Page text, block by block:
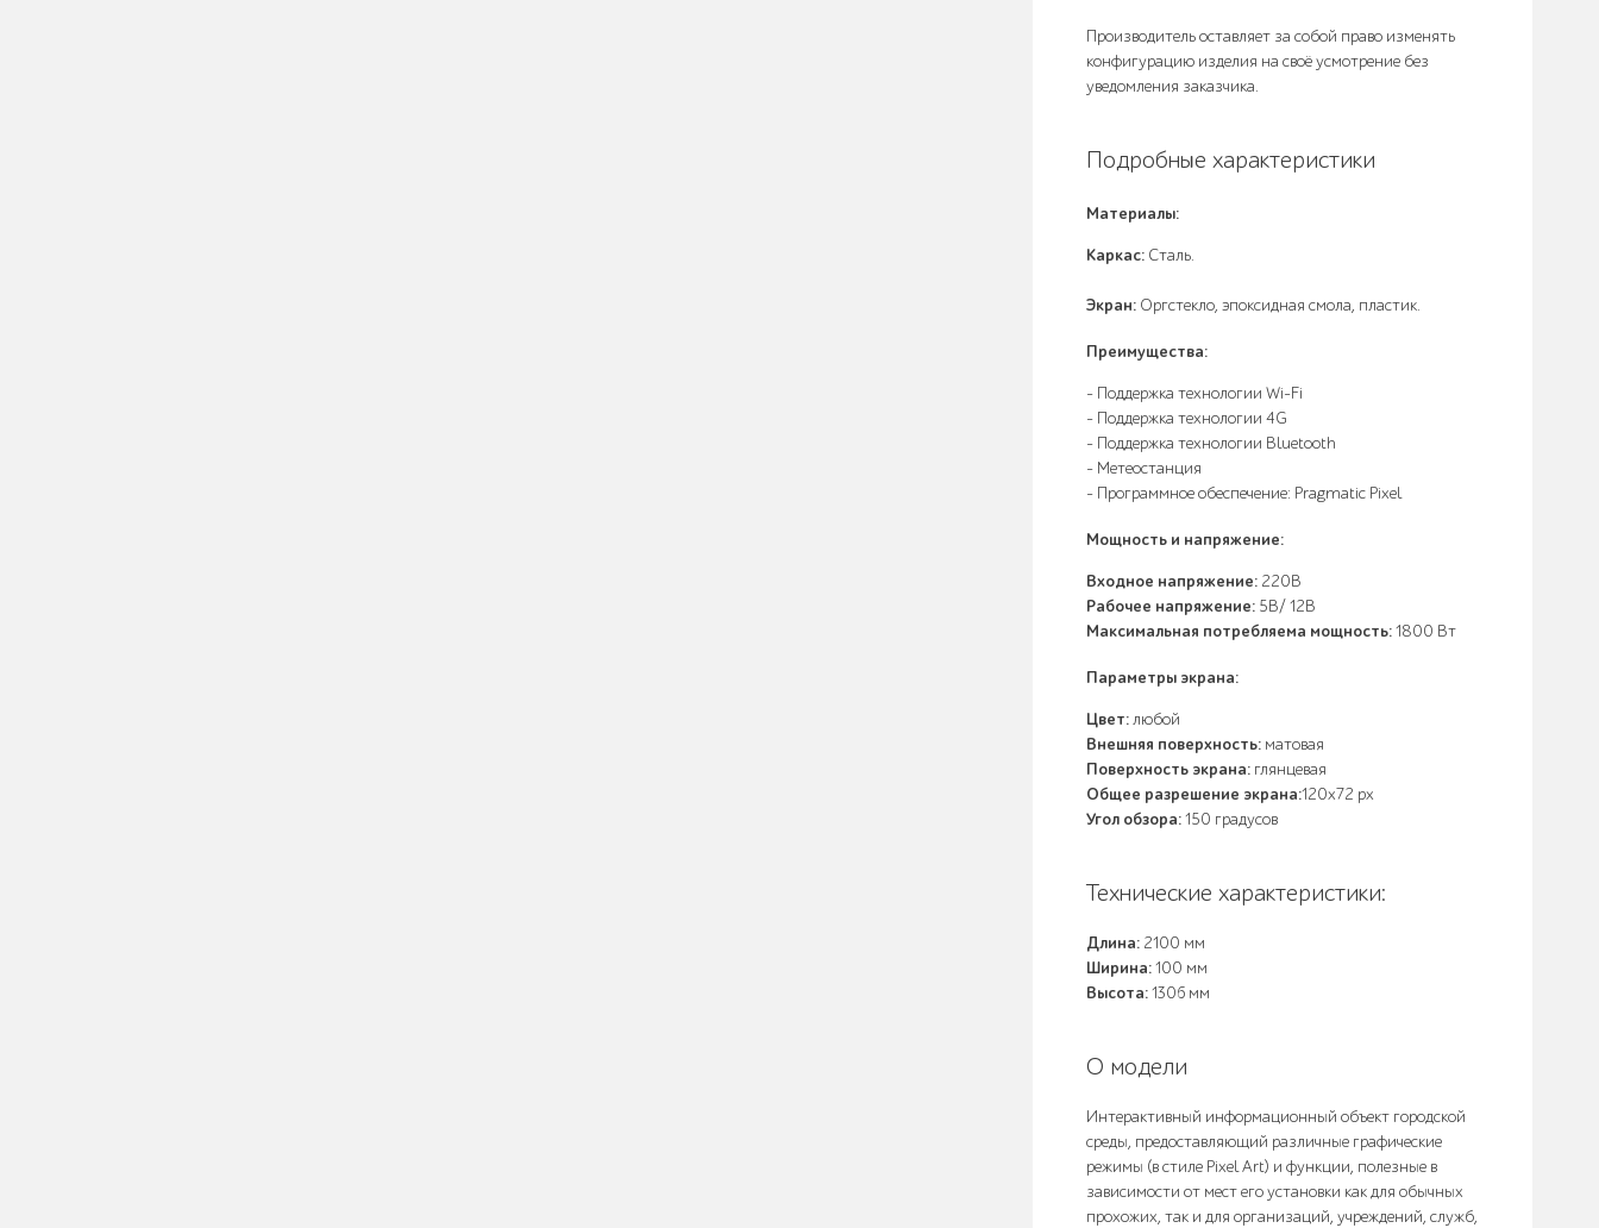
Производитель оставляет за собой право изменять
конфигурацию изделия на своё усмотрение без
уведомления заказчика.
Подробные характеристики
Материалы:
Каркас: Сталь.
Экран: Оргстекло, эпоксидная смола, пластик.
Преимущества:
- Поддержка технологии Wi-Fi
- Поддержка технологии 4G
- Поддержка технологии Bluetooth
- Метеостанция
- Программное обеспечение: Pragmatic Pixel
Мощность и напряжение:
Входное напряжение: 220В
Рабочее напряжение: 5В/ 12В
Максимальная потребляема мощность:1800 Вт
Параметры экрана:
Цвет:любой
Внешняя поверхность: матовая
Поверхность экрана: глянцевая
Общее разрешение экрана:120х72 px
Угол обзора:150 градусов
Технические характеристики:
Длина: 2100 мм
Ширина:100 мм
Высота:1306 мм
О модели
Интерактивный информационный объект городской
среды, предоставляющий различные графические
режимы (в стиле Pixel Art) и функции, полезные в
зависимости от мест его установки как для обычных
прохожих, так и для организаций, учреждений, служб,